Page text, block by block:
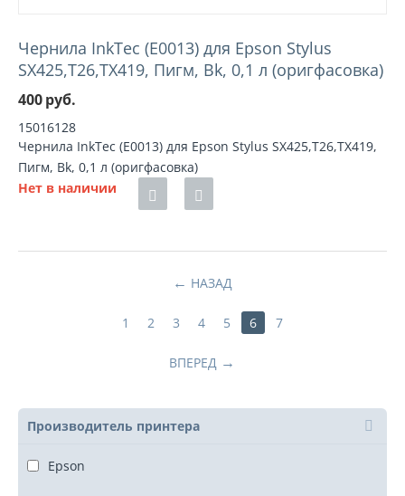
Чернила InkTec (E0013) для Epson Stylus
SX425,T26,TX419, Пигм, Bk, 0,1 л (оригфасовка)
400руб.
15016128
Чернила InkTec (E0013) для Epson Stylus SX425,T26,TX419,
Пигм, Bk, 0,1 л (оригфасовка)
Нет в наличии
НАЗАД
1 2 3 4 5 6 7
ВПЕРЕД
Производитель принтера
Epson